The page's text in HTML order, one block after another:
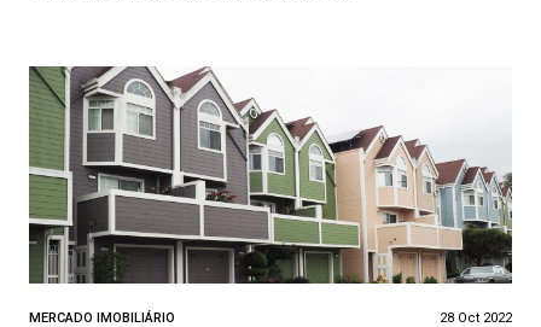
MERCADO IMOBILIÁRIO 28 Oct 2022